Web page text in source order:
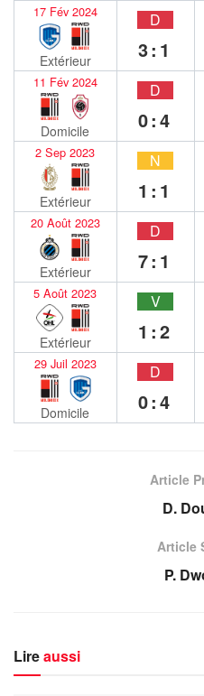
17 Fév 2024
Extérieur
D
3:1
11 Fév 2024
Domicile
D
0:4
2 Sep 2023
Extérieur
N
1:1
20 Août 2023
Extérieur
D
7:1
5 Août 2023
Extérieur
V
1:2
29 Juil 2023
Domicile
D
0:4
Article
D.
Article
P.
Lireaussi